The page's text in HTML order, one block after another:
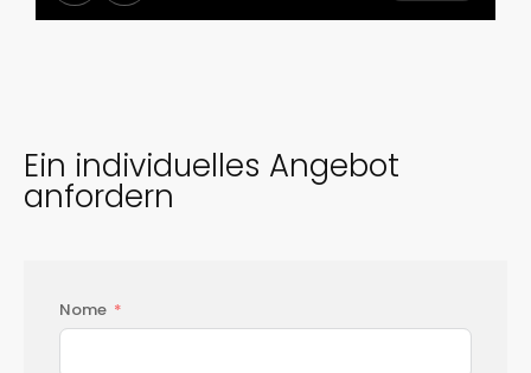
​Ein individuelles Angebot
anfordern
Nome